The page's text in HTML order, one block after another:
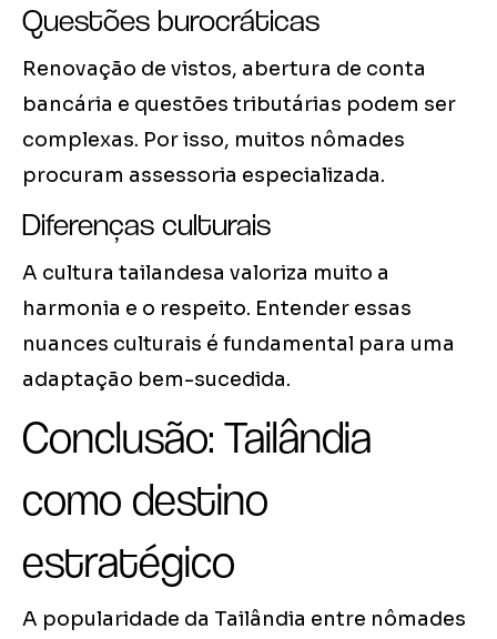
Questões burocráticas
Renovação de vistos, abertura de conta
bancária e questões tributárias podem ser
complexas. Por isso, muitos nômades
procuram assessoria especializada.
Diferenças culturais
A cultura tailandesa valoriza muito a
harmonia e o respeito. Entender essas
nuances culturais é fundamental para uma
adaptação bem-sucedida.
Conclusão: Tailândia
como destino
estratégico
A popularidade da Tailândia entre nômades